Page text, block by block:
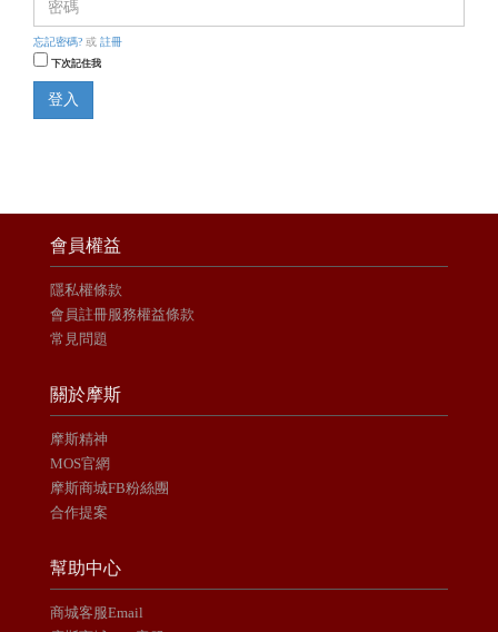
忘記密碼? 或 註冊
下次記住我
登入
會員權益
隱私權條款
會員註冊服務權益條款
常見問題
關於摩斯
摩斯精神
MOS官網
摩斯商城FB粉絲團
合作提案
幫助中心
商城客服Email